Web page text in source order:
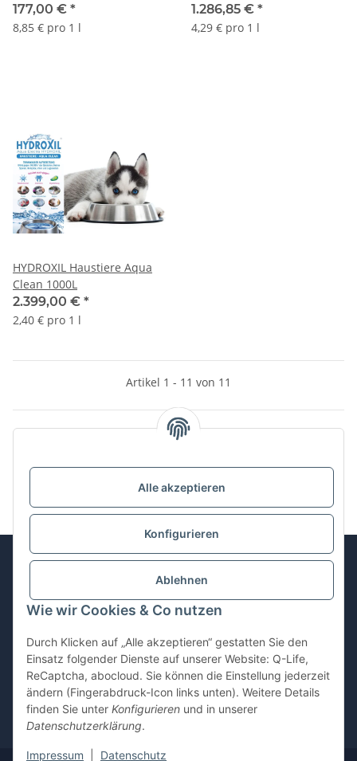
Alle akzeptieren
Konfigurieren
Ablehnen
Wie wir Cookies & Co nutzen
Durch Klicken auf „Alle akzeptieren“ gestatten Sie den
Einsatz folgender Dienste auf unserer Website: Q-Life,
ReCaptcha, abocloud. Sie können die Einstellung jederzeit
ändern (Fingerabdruck-Icon links unten). Weitere Details
finden Sie unter Konfigurieren und in unserer
Datenschutzerklärung.
Impressum Datenschutz
177,00 € *
8,85 € pro 1 l
1.286,85 € *
4,29 € pro 1 l
HYDROXIL Haustiere Aqua
Clean 1000L
2.399,00 € *
2,40 € pro 1 l
Artikel 1 - 11 von 11
Informationen
Gesetzliche Informationen
Vertrag widerrufen
* Alle Preise inkl. gesetzlicher USt., zzgl.